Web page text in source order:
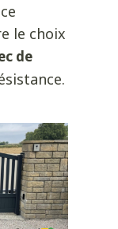
le choix
de